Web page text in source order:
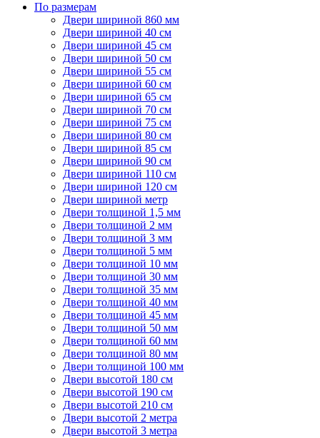
По размерам
Двери шириной 860 мм
Двери шириной 40 см
Двери шириной 45 см
Двери шириной 50 см
Двери шириной 55 см
Двери шириной 60 см
Двери шириной 65 см
Двери шириной 70 см
Двери шириной 75 см
Двери шириной 80 см
Двери шириной 85 см
Двери шириной 90 см
Двери шириной 110 см
Двери шириной 120 см
Двери шириной метр
Двери толщиной 1,5 мм
Двери толщиной 2 мм
Двери толщиной 3 мм
Двери толщиной 5 мм
Двери толщиной 10 мм
Двери толщиной 30 мм
Двери толщиной 35 мм
Двери толщиной 40 мм
Двери толщиной 45 мм
Двери толщиной 50 мм
Двери толщиной 60 мм
Двери толщиной 80 мм
Двери толщиной 100 мм
Двери высотой 180 см
Двери высотой 190 см
Двери высотой 210 см
Двери высотой 2 метра
Двери высотой 3 метра